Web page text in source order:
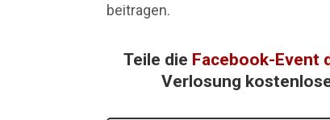
beitragen.
Teile die Facebook-Event
Verlosung